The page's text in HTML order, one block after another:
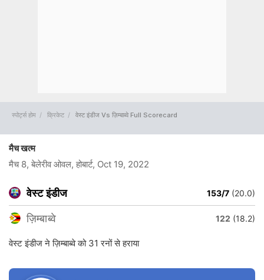
स्पोर्ट्स होम क्रिकेट वेस्ट इंडीज Vs ज़िम्बाब्वे Full Scorecard
मैच खत्म
मैच 8, बेलेरीव ओवल, होबार्ट, Oct 19, 2022
वेस्ट इंडीज 153/7 (20.0)
ज़िम्बाब्वे 122 (18.2)
वेस्ट इंडीज ने ज़िम्बाब्वे को 31 रनों से हराया